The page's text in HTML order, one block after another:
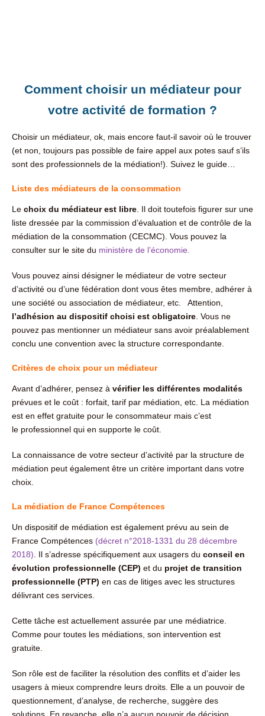
Comment choisir un médiateur pour
votre activité de formation ?
Choisir un médiateur, ok, mais encore faut-il savoir où le trouver
(et non, toujours pas possible de faire appel aux potes sauf s’ils
sont des professionnels de la médiation!). Suivez le guide…
Liste des médiateurs de la consommation
Le choix du médiateur est libre. Il doit toutefois figurer sur une
liste dressée par la commission d’évaluation et de contrôle de la
médiation de la consommation (CECMC). Vous pouvez la
consulter sur le site du ministère de l’économie.
Vous pouvez ainsi désigner le médiateur de votre secteur
d’activité ou d’une fédération dont vous êtes membre, adhérer à
une société ou association de médiateur, etc. Attention,
l’adhésion au dispositif choisi est obligatoire. Vous ne
pouvez pas mentionner un médiateur sans avoir préalablement
conclu une convention avec la structure correspondante.
Critères de choix pour un médiateur
Avant d’adhérer, pensez à vérifier les différentes modalités
prévues et le coût : forfait, tarif par médiation, etc. La médiation
est en effet gratuite pour le consommateur mais c’est
le professionnel qui en supporte le coût.
La connaissance de votre secteur d’activité par la structure de
médiation peut également être un critère important dans votre
choix.
La médiation de France Compétences
Un dispositif de médiation est également prévu au sein de
France Compétences (décret n°2018-1331 du 28 décembre
2018). Il s’adresse spécifiquement aux usagers du conseil en
évolution professionnelle (CEP) et du projet de transition
professionnelle (PTP) en cas de litiges avec les structures
délivrant ces services.
Cette tâche est actuellement assurée par une médiatrice.
Comme pour toutes les médiations, son intervention est
gratuite.
Son rôle est de faciliter la résolution des conflits et d’aider les
usagers à mieux comprendre leurs droits. Elle a un pouvoir de
questionnement, d’analyse, de recherche, suggère des